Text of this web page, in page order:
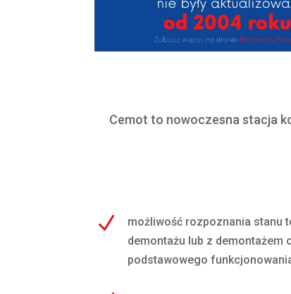
Cemot to nowoczesna stacja
N
możliwość rozpoznania stanu
demontażu lub z demontażem
podstawowego